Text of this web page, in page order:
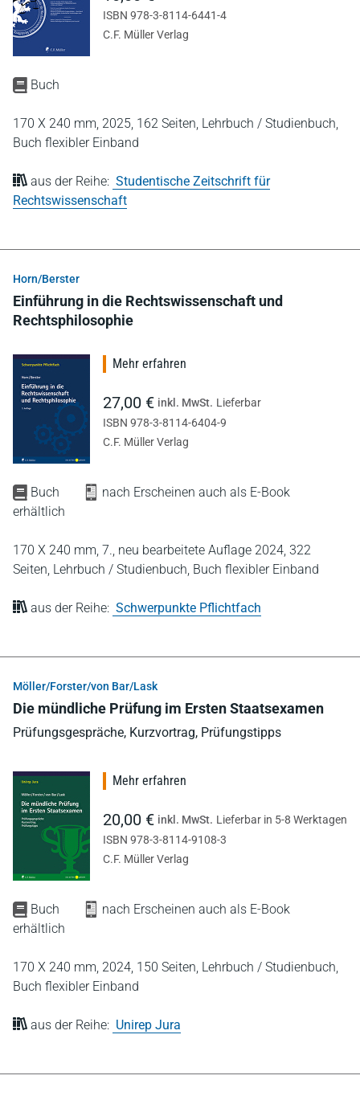
Buch
170 X 240 mm, 2025, 162 Seiten, Lehrbuch / Studienbuch,
Buch flexibler Einband
aus der Reihe: Studentische Zeitschrift für
Rechtswissenschaft
ISBN 978-3-8114-6441-4
C.F. Müller Verlag
Horn/Berster
Einführung in die Rechtswissenschaft und
Rechtsphilosophie
Buch
nach Erscheinen auch als E-Book
erhältlich
170 X 240 mm, 7., neu bearbeitete Auflage 2024, 322
Seiten, Lehrbuch / Studienbuch, Buch flexibler Einband
aus der Reihe: Schwerpunkte Pflichtfach
Mehr erfahren
27,00 € inkl. MwSt. Lieferbar
ISBN 978-3-8114-6404-9
C.F. Müller Verlag
Möller/Forster/von Bar/Lask
Die mündliche Prüfung im Ersten Staatsexamen
Prüfungsgespräche, Kurzvortrag, Prüfungstipps
Buch
nach Erscheinen auch als E-Book
erhältlich
170 X 240 mm, 2024, 150 Seiten, Lehrbuch / Studienbuch,
Buch flexibler Einband
aus der Reihe: Unirep Jura
Mehr erfahren
20,00 € inkl. MwSt. Lieferbar in 5-8 Werktagen
ISBN 978-3-8114-9108-3
C.F. Müller Verlag